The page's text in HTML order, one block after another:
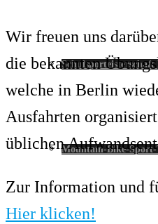
Mountain-Bike-
Wir freuen uns
die bekannten
welche in Berlin
Ausfahrten
üblichen
Zur Information und
Hier klicken!